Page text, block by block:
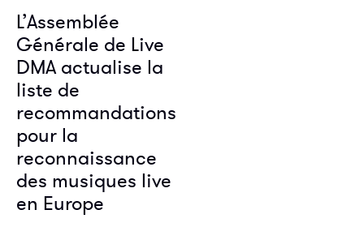
L’Assemblée
Générale de Live
DMA actualise la
liste de
recommandations
pour la
reconnaissance
des musiques live
en Europe